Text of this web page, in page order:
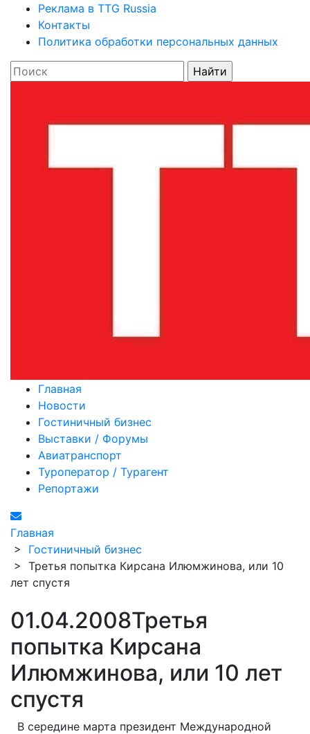
Реклама в TTG Russia
Контакты
Политика обработки персональных данных
Главная
Новости
Гостиничный бизнес
Выставки / Форумы
Авиатранспорт
Туроператор / Турагент
Репортажи
Главная
> Гостиничный бизнес
> Третья попытка Кирсана Илюмжинова, или 10
лет спустя
01.04.2008Третья
попытка Кирсана
Илюмжинова, или 10 лет
спустя
В середине марта президент Международной